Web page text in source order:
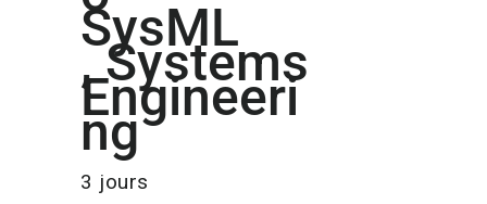
ACTUALITÉSSysML
, Systems
Engineeri
ng
3 jours